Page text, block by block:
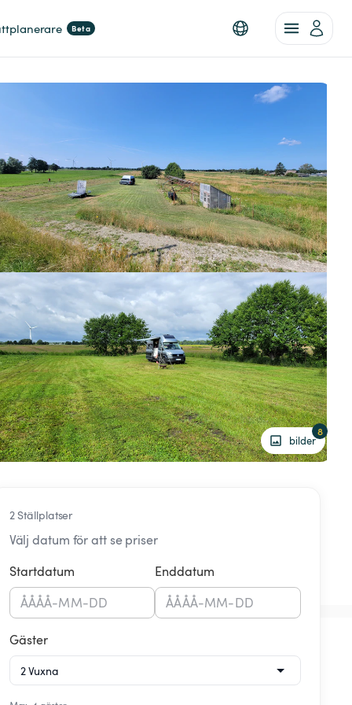
Beta
bilder
8
2 Ställplatser
Välj datum för att se priser
Startdatum
ÅÅÅÅ-MM-DD
Enddatum
ÅÅÅÅ-MM-DD
Gäster